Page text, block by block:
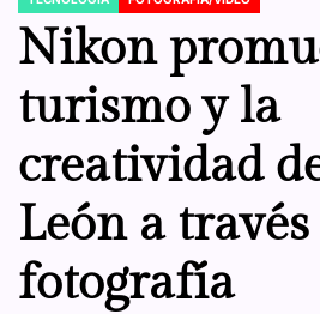
POSTED
IN
Nikon
turismo y la
creatividad
León a
fotografía